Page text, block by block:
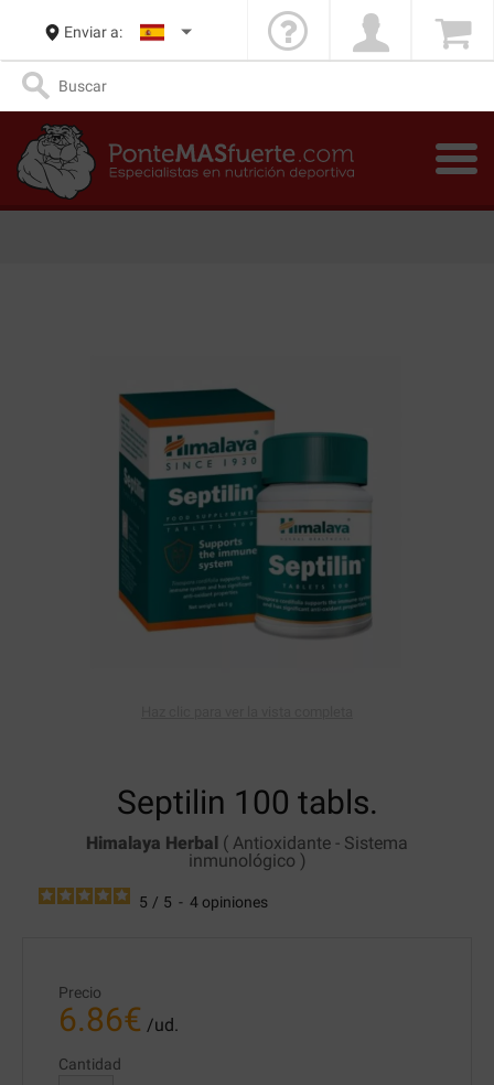
Enviar a:
Septilin 100 tabls.
Himalaya Herbal ( Antioxidante - Sistema
inmunológico )
5 / 5 - 4 opiniones
Precio
6.86€ /ud.
Cantidad